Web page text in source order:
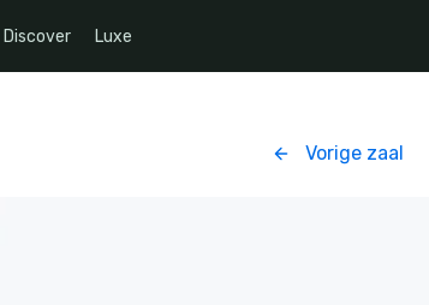
Discover Luxe
Vorige zaal